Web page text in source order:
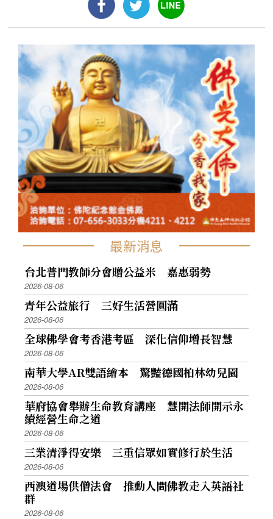
最新消息
台北普門教師分會贈公益米 嘉惠弱勢
2026-08-06
青年公益旅行 三好生活營圓滿
2026-08-06
全球佛學會考香港考區 深化信仰增長智慧
2026-08-06
南華大學AR雙語繪本 驚豔德國柏林幼兒園
2026-08-06
華府協會舉辦生命教育講座 慧開法師開示永
續經營生命之道
2026-08-06
三業清淨得安樂 三重信眾如實修行於生活
2026-08-06
西澳道場供僧法會 推動人間佛教走入英語社
群
2026-08-06